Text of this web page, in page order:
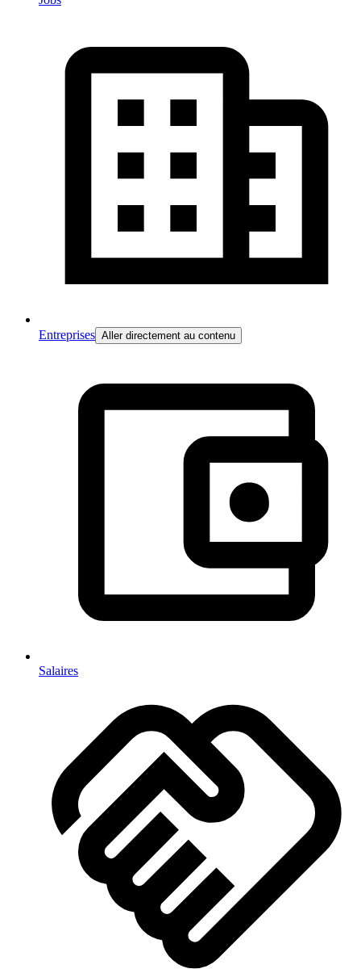
Entreprises Aller directement au contenu
Salaires